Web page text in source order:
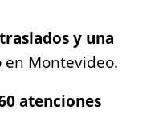
y una
en Montevideo.
atenciones